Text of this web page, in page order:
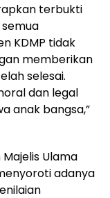
terbukti
KDMP tidak
memberikan
selesai.
dan legal
anak bangsa,”
Ulama
adanya